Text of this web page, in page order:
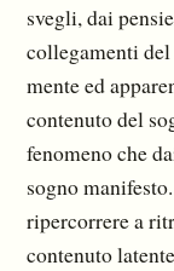
svegli, dai
collegamenti
mente ed
contenuto del
fenomeno che
sogno
ripercorrere a
contenuto